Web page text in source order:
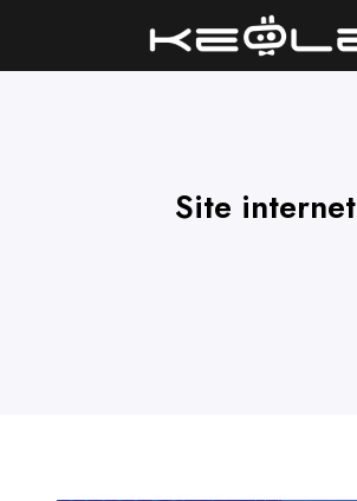
Site internet